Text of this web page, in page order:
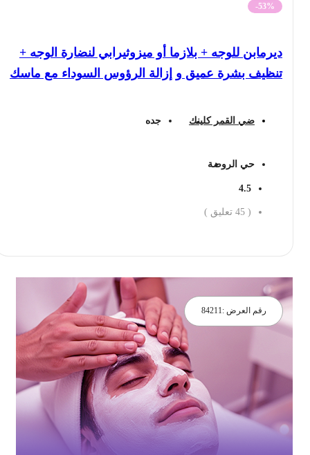
-53%
ديرمابن للوجه + بلازما أو ميزوثيرابي لنضارة الوجه +
تنظيف بشرة عميق و إزالة الرؤوس السوداء مع ماسك
ضي القمر كلينك جده
حي الروضة
4.5
45 تعليق )
رقم العرض :84211